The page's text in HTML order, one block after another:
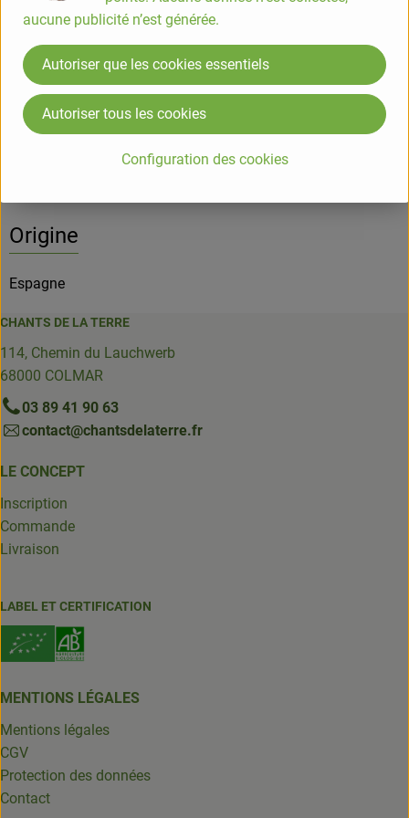
Info Origine
Info
Origine
Espagne
CHANTS DE LA TERRE
114, Chemin du Lauchwerb
68000 COLMAR
03 89 41 90 63
contact@chantsdelaterre.fr
LE CONCEPT
Inscription
Commande
Livraison
LABEL ET CERTIFICATION
MENTIONS LÉGALES
Mentions légales
CGV
Protection des données
Contact
aucune publicité n’est générée.
Configuration des cookies
Autoriser que les cookies essentiels
Autoriser tous les cookies